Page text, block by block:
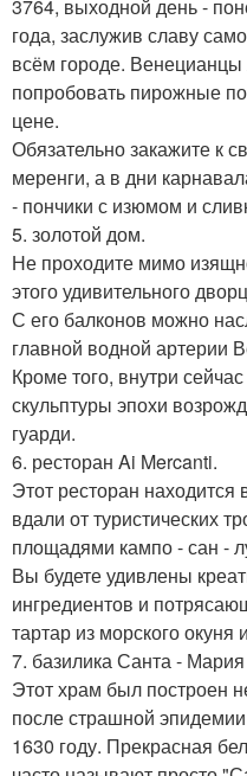
3764, выходной день -
года, заслужив славу
всём городе.
попробовать пирожные
цене.
Обязательно закажите к
меренги, а в дни
- пончики с изюмом и
5. золотой дом.
Не проходите мимо
этого удивительного
С его балконов можно
главной водной артерии
Кроме того, внутри
скульптуры эпохи
гуарди.
6. ресторан Ai Mercanti.
Этот ресторан находится
вдали от туристических
площадями кампо - сан -
Вы будете удивлены
ингредиентов и
тартар из морского окуня
7. базилика Санта -
Этот храм был построен
после страшной
1630 году. Прекрасная